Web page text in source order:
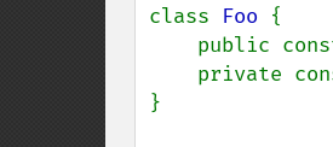
class Foo {
public
private
}